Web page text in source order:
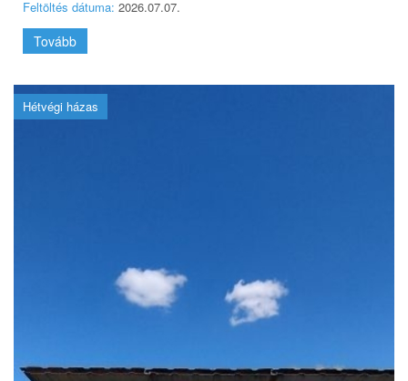
Feltöltés dátuma: 2026.07.07.
Tovább
Hétvégi házas